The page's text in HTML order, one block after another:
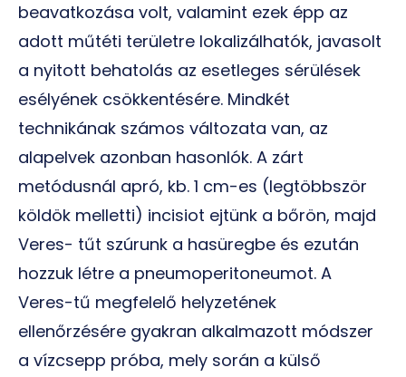
beavatkozása volt, valamint ezek épp az
adott műtéti területre lokalizálhatók, javasolt
a nyitott behatolás az esetleges sérülések
esélyének csökkentésére. Mindkét
technikának számos változata van, az
alapelvek azonban hasonlók. A zárt
metódusnál apró, kb. 1 cm-es (legtöbbször
köldök melletti) incisiot ejtünk a bőrön, majd
Veres- tűt szúrunk a hasüregbe és ezután
hozzuk létre a pneumoperitoneumot. A
Veres-tű megfelelő helyzetének
ellenőrzésére gyakran alkalmazott módszer
a vízcsepp próba, mely során a külső